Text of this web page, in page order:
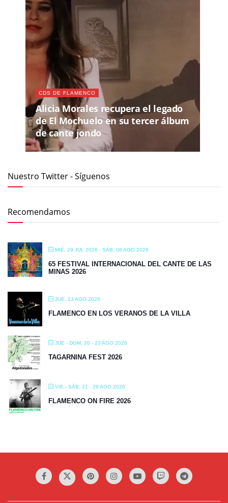
CDS DE FLAMENCO
Alicia Morales recupera el legado
de El Mochuelo en su tercer álbum
de cante jondo
Nuestro Twitter - Síguenos
Recomendamos
MIÉ, 29 JUL 2026 - SÁB, 08 AGO 2026
65 FESTIVAL INTERNACIONAL DEL CANTE DE LAS
MINAS 2026
JUE, 13 AGO 2026
FLAMENCO EN LOS VERANOS DE LA VILLA
JUE - DOM, 20 - 23 AGO 2026
TAGARNINA FEST 2026
VIE - SÁB, 21 - 29 AGO 2026
FLAMENCO ON FIRE 2026